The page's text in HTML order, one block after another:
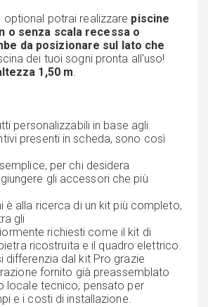
optional potrai realizzare piscine
o senza scala recessa o
da posizionare sul lato che
dei tuoi sogni pronta all'uso!
1,50 m.
personalizzabili in base agli
presenti in scheda, sono così
per chi desidera
gli accessori che più
è alla ricerca di un kit più completo,
gli
richiesti come il kit di
ricostruita e il quadro elettrico.
differenzia dal kit Pro grazie
fornito già preassemblato
locale tecnico, pensato per
e i costi di installazione.